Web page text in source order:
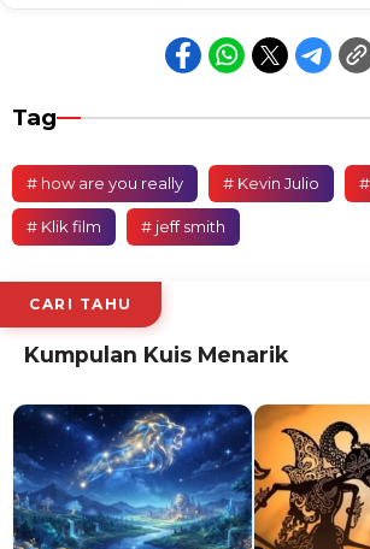
Tag
# how are you really # Kevin Julio
# Klik film # jeff smith
CARI TAHU
Kumpulan Kuis Menarik